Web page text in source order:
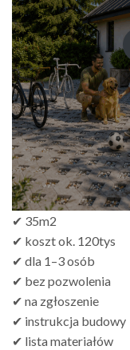
✔ 35m2
✔ koszt ok. 120tys
✔ dla 1–3 osób
✔ bez pozwolenia
✔ na zgłoszenie
✔ instrukcja budowy
✔ lista materiałów